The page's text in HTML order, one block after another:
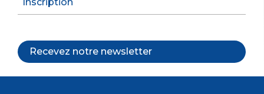
Recevez notre newsletter